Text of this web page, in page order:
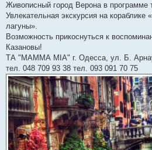
Живописный город Верона в программе
Увлекательная экскурсия на кораблике
лагуны».
Возможность прикоснуться к
Казановы!
ТА "МАММА МІА" г. Одесса, ул. Б.
тел. 048 709 93 38 тел. 093 091 70 75